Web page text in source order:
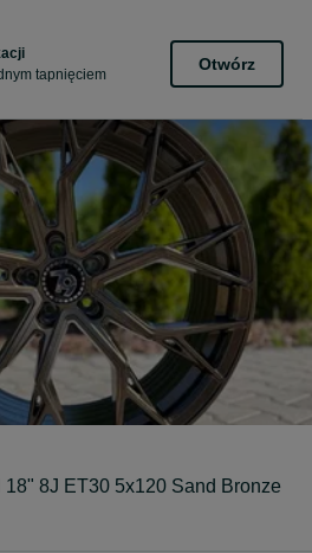
tapnięciem
Otwórz
8J ET30 5x120 Sand Bronze